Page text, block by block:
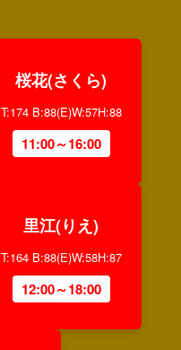
桜花(さくら)
T:174 B:88(E)W:57H:88
11:00～16:00
里江(りえ)
T:164 B:88(E)W:58H:87
12:00～18:00